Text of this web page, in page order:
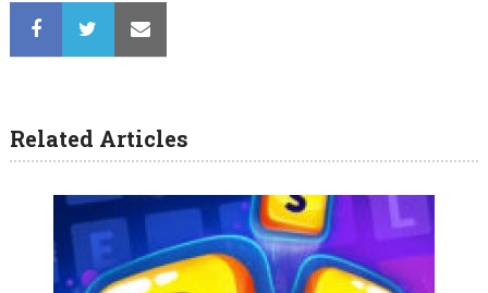
Related Articles